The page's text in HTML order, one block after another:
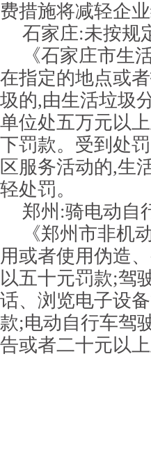
费措施将减轻企
石家庄:未按规
《石家庄市生
在指定的地点或
圾的,由生活垃圾
单位处五万元以
下罚款。受到处
区服务活动的,生
轻处罚。
郑州:骑电动自
《郑州市非机
用或者使用伪造
以五十元罚款;驾
话、浏览电子设
款;电动自行车驾
告或者二十元以